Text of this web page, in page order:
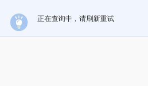
正在查询中，请刷新重试